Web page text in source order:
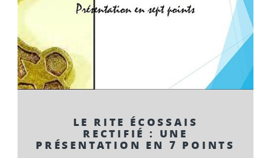
LE RITE ÉCOSSAIS
RECTIFIÉ : UNE
PRÉSENTATION EN 7 POINTS